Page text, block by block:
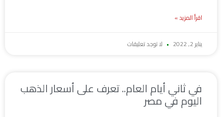
اقرأ المزيد »
يناير 2, 2022 لا توجد تعليقات
في ثاني أيام العام.. تعرف على أسعار الذهب
اليوم في مصر